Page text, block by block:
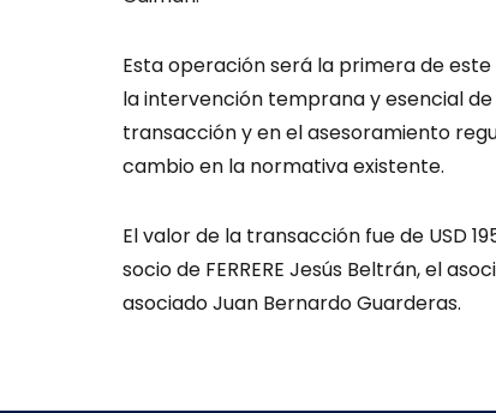
Esta operación será la primera de
la intervención temprana y esencial de
transacción y en el asesoramiento
cambio en la normativa existente.
El valor de la transacción fue de USD
socio de FERRERE Jesús Beltrán, el
asociado Juan Bernardo Guarderas.